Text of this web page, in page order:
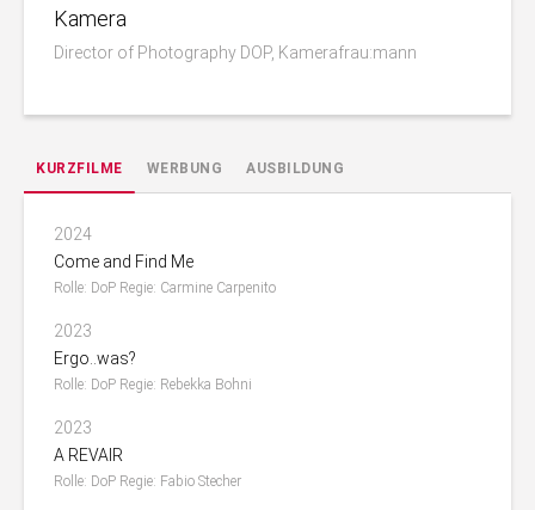
Kamera
Director of Photography DOP, Kamerafrau:mann
KURZFILME WERBUNG AUSBILDUNG
2024
Come and Find Me
Rolle: DoP Regie: Carmine Carpenito
2023
Ergo..was?
Rolle: DoP Regie: Rebekka Bohni
2023
A REVAIR
Rolle: DoP Regie: Fabio Stecher